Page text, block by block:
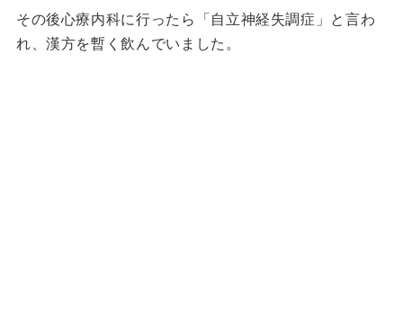
その後心療内科に行ったら「自立神経失調症」と言わ
れ、漢方を暫く飲んでいました。